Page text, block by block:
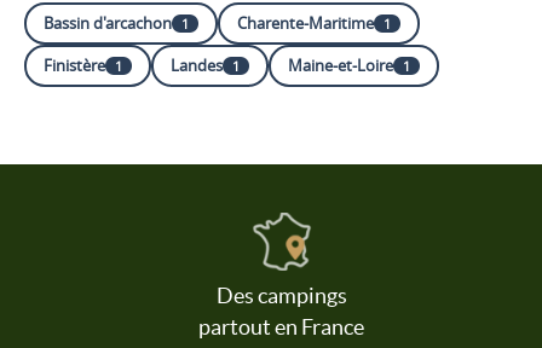
Bassin d'arcachon 1 Charente-Maritime 1
Finistère 1 Landes 1 Maine-et-Loire 1
Des campings
partout en France